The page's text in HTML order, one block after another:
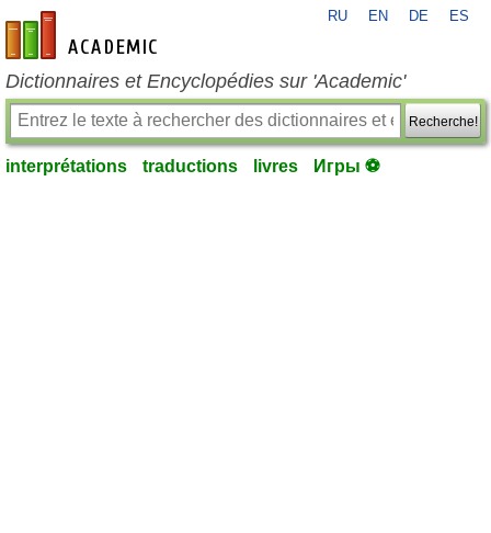
fr-academic.com
RU EN DE ES
Dictionnaires et Encyclopédies sur 'Academic'
Recherche!
interprétations traductions livres Игры ⚽